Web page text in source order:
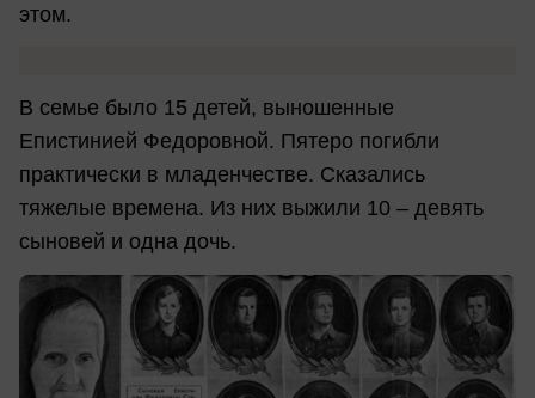
этом.
В семье было 15 детей, выношенные
Епистинией Федоровной. Пятеро погибли
практически в младенчестве. Сказались
тяжелые времена. Из них выжили 10 – девять
сыновей и одна дочь.